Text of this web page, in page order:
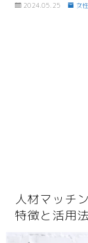
学び・資格
資格取得
2024.05.25 女
人材マッチ
特徴と活用法